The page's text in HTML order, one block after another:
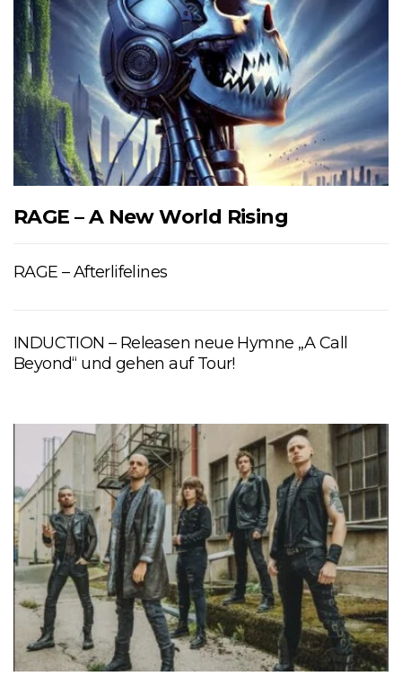
RAGE – A New World Rising
RAGE – Afterlifelines
INDUCTION – Releasen neue Hymne „A Call
Beyond“ und gehen auf Tour!